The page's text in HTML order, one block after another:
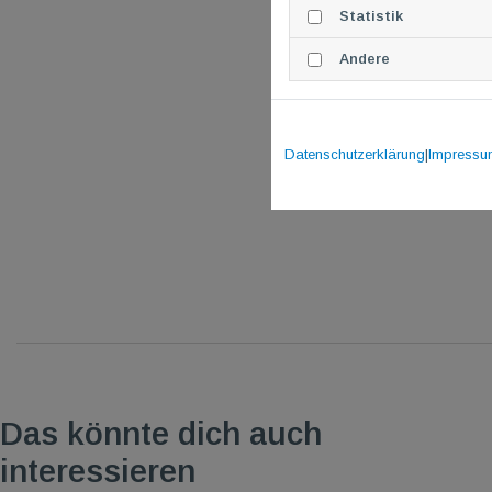
Das könnte dich auch
interessieren
Statistik
Andere
Datenschutzerklärung|